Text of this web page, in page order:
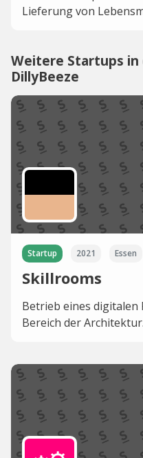
Lieferung von
Weitere Startups in
DillyBeeze
Startup 2021 Essen
Skillrooms
Betrieb eines
Bereich der Architektur.